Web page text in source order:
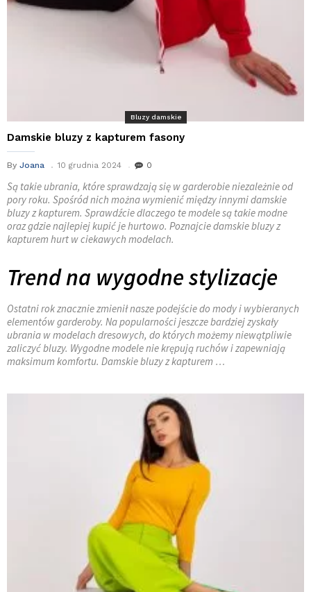
Bluzy damskie
Damskie bluzy z kapturem fasony
By Joana 10 grudnia 2024 0
Są takie ubrania, które sprawdzają się w garderobie niezależnie od
pory roku. Spośród nich można wymienić między innymi damskie
bluzy z kapturem. Sprawdźcie dlaczego te modele są takie modne
oraz gdzie najlepiej kupić je hurtowo. Poznajcie damskie bluzy z
kapturem hurt w ciekawych modelach.
Trend na wygodne stylizacje
Ostatni rok znacznie zmienił nasze podejście do mody i wybieranych
elementów garderoby. Na popularności jeszcze bardziej zyskały
ubrania w modelach dresowych, do których możemy niewątpliwie
zaliczyć bluzy. Wygodne modele nie krępują ruchów i zapewniają
maksimum komfortu. Damskie bluzy z kapturem …